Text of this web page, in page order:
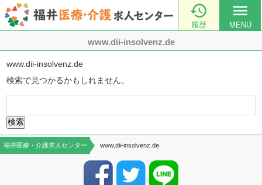

履歴
menu
MENU
www.dii-insolvenz.de
www.dii-insolvenz.de
検索で見つかるかもしれません。
索:
福井医療・介護求人センター www.dii-insolvenz.de